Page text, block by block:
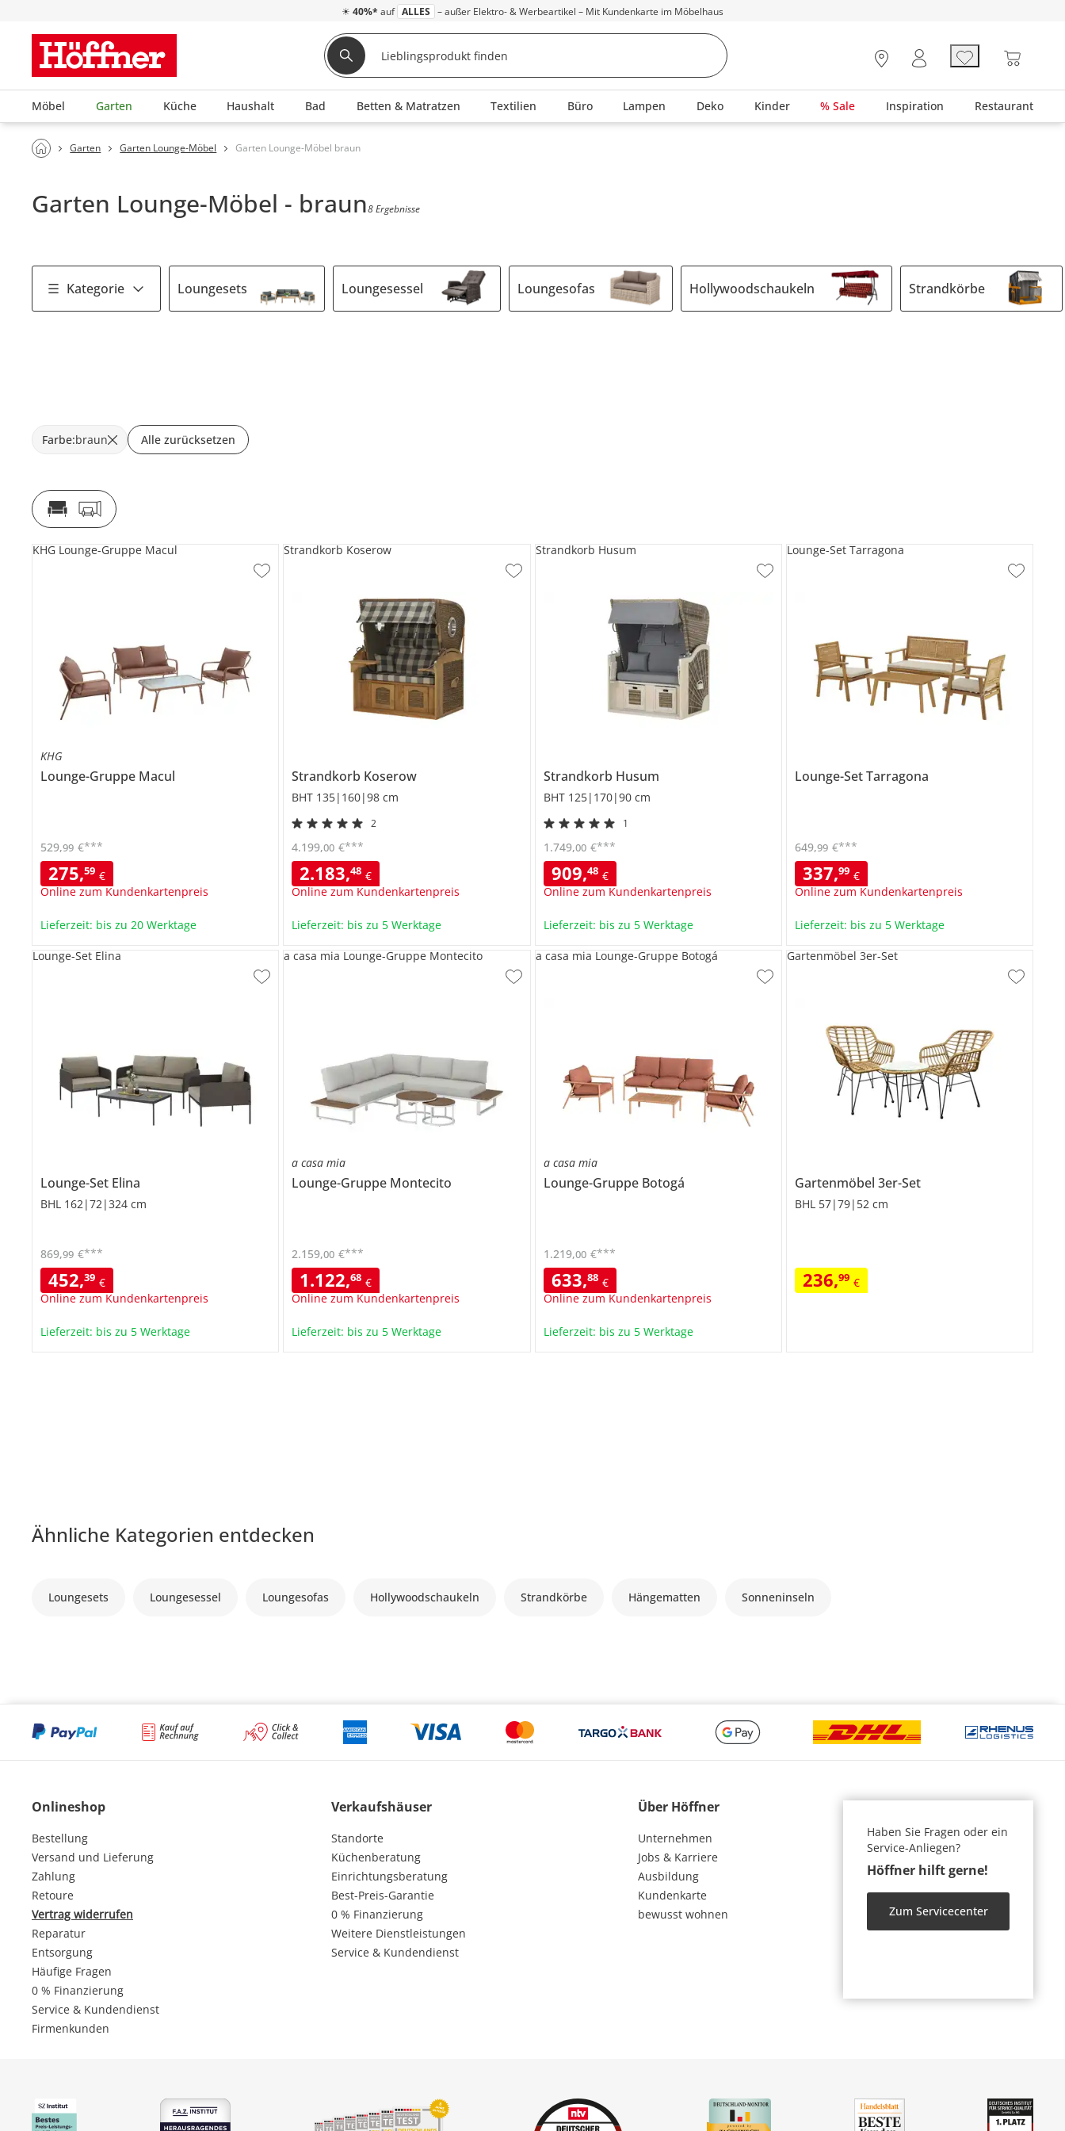
☀ 40%* auf ALLES – außer Elektro- & Werbeartikel – Mit Kundenkarte im Möbelhaus
Möbel Garten Küche Haushalt Bad Betten & Matratzen Textilien Büro Lampen Deko Kinder % Sale Inspiration Restaurant
Garten Garten Lounge-Möbel Garten Lounge-Möbel braun
Garten Lounge-Möbel - braun8 Ergebnisse
Kategorie Loungesets Loungesessel Loungesofas Hollywoodschaukeln Strandkörbe
Farbe:braun Alle zurücksetzen
KHG
Lounge-Gruppe Macul
275,59 €
Online zum Kundenkartenpreis
529,99 €***
KHG Lounge-Gruppe Macul
Lieferzeit: bis zu 20 Werktage
Strandkorb Koserow
BHT 135|160|98 cm
2
2.183,48 €
Online zum Kundenkartenpreis
4.199,00 €***
Strandkorb Koserow
Lieferzeit: bis zu 5 Werktage
Strandkorb Husum
BHT 125|170|90 cm
1
909,48 €
Online zum Kundenkartenpreis
1.749,00 €***
Strandkorb Husum
Lieferzeit: bis zu 5 Werktage
Lounge-SetTarragona
337,99 €
Online zum Kundenkartenpreis
649,99 €***
Lounge-Set Tarragona
Lieferzeit: bis zu 5 Werktage
Lounge-Set Elina
BHL 162|72|324 cm
452,39 €
Online zum Kundenkartenpreis
869,99 €***
Lounge-Set Elina
Lieferzeit: bis zu 5 Werktage
a casa mia
Lounge-Gruppe Montecito
1.122,68 €
Online zum Kundenkartenpreis
2.159,00 €***
a casa mia Lounge-Gruppe Montecito
Lieferzeit: bis zu 5 Werktage
a casa mia
Lounge-Gruppe Botogá
633,88 €
Online zum Kundenkartenpreis
1.219,00 €***
a casa mia Lounge-Gruppe Botogá
Lieferzeit: bis zu 5 Werktage
Gartenmöbel 3er-Set
BHL 57|79|52 cm
236,99 €
Gartenmöbel 3er-Set
Ähnliche Kategorien entdecken
Loungesets Loungesessel Loungesofas Hollywoodschaukeln Strandkörbe Hängematten Sonneninseln
Onlineshop
Bestellung
Versand und Lieferung
Zahlung
Retoure
Vertrag widerrufen
Reparatur
Entsorgung
Häufige Fragen
0 % Finanzierung
Service & Kundendienst
Firmenkunden
Verkaufshäuser
Standorte
Küchenberatung
Einrichtungsberatung
Best-Preis-Garantie
0 % Finanzierung
Weitere Dienstleistungen
Service & Kundendienst
Über Höffner
Unternehmen
Jobs & Karriere
Ausbildung
Kundenkarte
bewusst wohnen
Haben Sie Fragen oder ein
Service-Anliegen?
Höffner hilft gerne!
Zum Servicecenter